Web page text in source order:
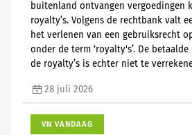
buitenland ontvangen vergoedingen
royalty’s. Volgens de rechtbank valt
het verlenen van een gebruiksrecht
onder de term ‘royalty's’. De
de royalty’s is echter niet te
28 juli 2026
VN VANDAAG